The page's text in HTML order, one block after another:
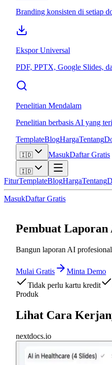
Branding konsisten di setiap
Ekspor Universal
PDF, PPTX, Google Slides,
Penelitian Mendalam
Penelitian berbasis AI yang
TemplateBlogHargaTentang
🇮🇩 MasukDaftar Gratis
🇮🇩
FiturTemplateBlogHargaTentang
MasukDaftar Gratis
Pembuat
Bangun laporan AI
Mulai Gratis
Minta Demo
Tidak perlu kartu kredit
Produk
Lihat Cara
nextdocs.io